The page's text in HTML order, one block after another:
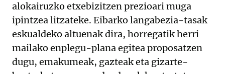
alokairuzko etxebizitzen prezioari muga
ipintzea litzateke. Eibarko langabezia-tasak
eskualdeko altuenak dira, horregatik herri
mailako enplegu-plana egitea proposatzen
dugu, emakumeak, gazteak eta gizarte-